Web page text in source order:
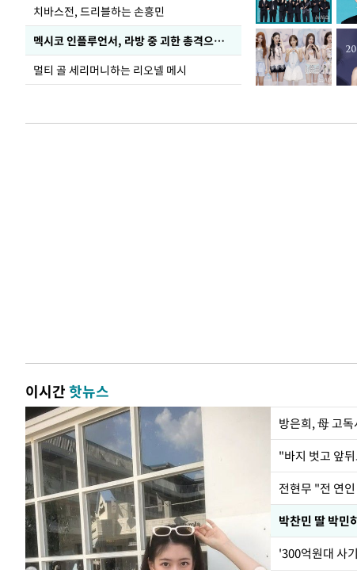
치바스전, 드리블하는 손흥민
멕시코 인플루언서, 라방 중 괴한 총격으로 사망
멀티 골 세리머니하는 리오넬 메시
이시간핫뉴스
방은희, 母 고
전현무 "전 연
'300억원대 사